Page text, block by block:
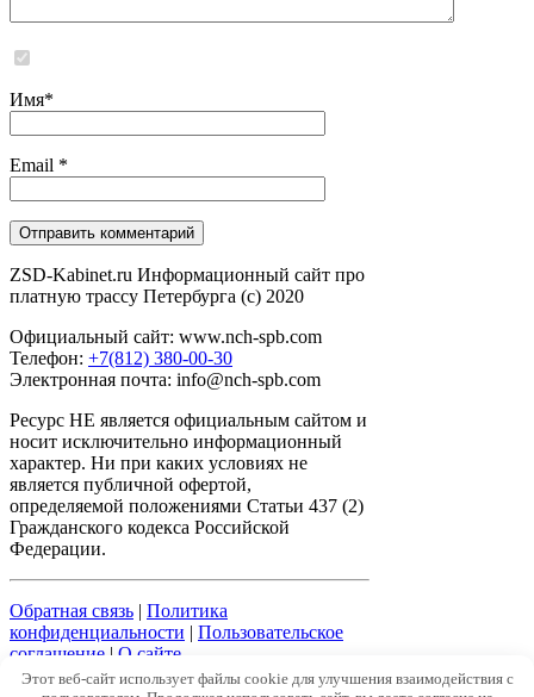
Имя*
Email *
ZSD-Kabinet.ru Информационный сайт про
платную трассу Петербурга (c) 2020
Официальный сайт: www.nch-spb.com
Телефон: +7(812) 380-00-30
Электронная почта: info@nch-spb.com
Ресурс НЕ является официальным сайтом и
носит исключительно информационный
характер. Ни при каких условиях не
является публичной офертой,
определяемой положениями Статьи 437 (2)
Гражданского кодекса Российской
Федерации.
Обратная связь | Политика
конфиденциальности | Пользовательское
соглашение | О сайте
Этот веб-сайт использует файлы cookie для улучшения взаимодействия с